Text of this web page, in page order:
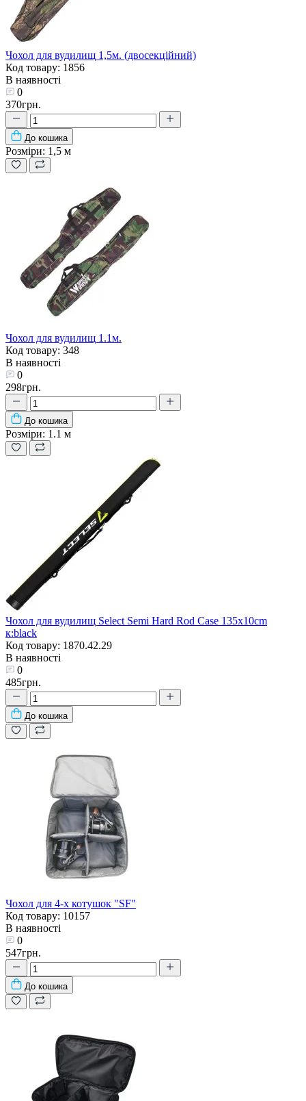
Чохол для вудилищ 1,5м. (двосекційний)
Код товару: 1856
В наявності
0
370грн.
До кошика
Розміри: 1,5 м
Чохол для вудилищ 1.1м.
Код товару: 348
В наявності
0
298грн.
До кошика
Розміри: 1.1 м
Чохол для вудилищ Select Semi Hard Rod Case 135x10cm
к:black
Код товару: 1870.42.29
В наявності
0
485грн.
До кошика
Чохол для 4-х котушок "SF"
Код товару: 10157
В наявності
0
547грн.
До кошика